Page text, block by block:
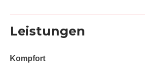
Leistungen
Kompfort